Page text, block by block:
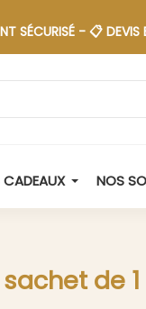
- 📋 DEVIS EN 48H
CADEAUX NOS
de 1